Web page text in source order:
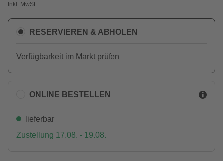
Inkl. MwSt.
RESERVIEREN & ABHOLEN
Verfügbarkeit im Markt prüfen
ONLINE BESTELLEN
lieferbar
Zustellung 17.08. - 19.08.